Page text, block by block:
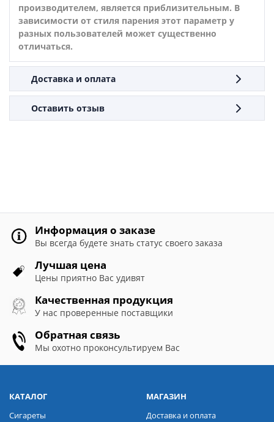
производителем, является приблизительным. В
зависимости от стиля парения этот параметр у
разных пользователей может существенно
отличаться.
Доставка и оплата
Оставить отзыв
Информация о заказе
Вы всегда будете знать статус своего заказа
Лучшая цена
Цены приятно Вас удивят
Качественная продукция
У нас проверенные поставщики
Обратная связь
Мы охотно проконсультируем Вас
КАТАЛОГ
Сигареты
МАГАЗИН
Доставка и оплата